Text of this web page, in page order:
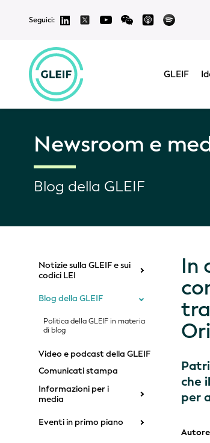
Seguici:
GLEIF
Newsroom e
Blog della GLEIF
Notizie sulla GLEIF e sui
codici LEI
Blog della GLEIF
Politica della GLEIF in materia
di blog
Video e podcast della GLEIF
Comunicati stampa
Informazioni per i
media
Eventi in primo piano
In
che
per